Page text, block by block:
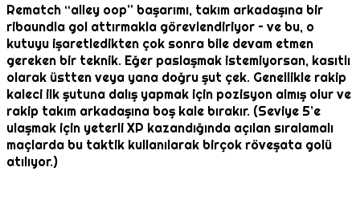
Rematch “alley oop” başarımı, takım arkadaşına bir
ribaundla gol attırmakla görevlendiriyor – ve bu, o
kutuyu işaretledikten çok sonra bile devam etmen
gereken bir teknik. Eğer paslaşmak istemiyorsan, kasıtlı
olarak üstten veya yana doğru şut çek. Genellikle rakip
kaleci ilk şutuna dalış yapmak için pozisyon almış olur ve
rakip takım arkadaşına boş kale bırakır. (Seviye 5’e
ulaşmak için yeterli XP kazandığında açılan sıralamalı
maçlarda bu taktik kullanılarak birçok röveşata golü
atılıyor.)